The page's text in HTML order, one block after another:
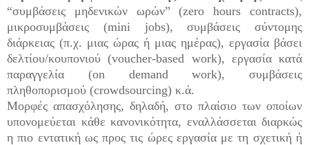
“συμβάσεις μηδενικών ωρών” (zero hours contracts),
μικροσυμβάσεις (mini jobs), συμβάσεις σύντομης
διάρκειας (π.χ. μιας ώρας ή μιας ημέρας), εργασία βάσει
δελτίου/κουπονιού (voucher-based work), εργασία κατά
παραγγελία (on demand work), συμβάσεις
πληθοπορισμού (crowdsourcing) κ.ά.
Μορφές απασχόλησης, δηλαδή, στο πλαίσιο των οποίων
υπονομεύεται κάθε κανονικότητα, εναλλάσσεται διαρκώς
η πιο εντατική ως προς τις ώρες εργασία με τη σχετική ή